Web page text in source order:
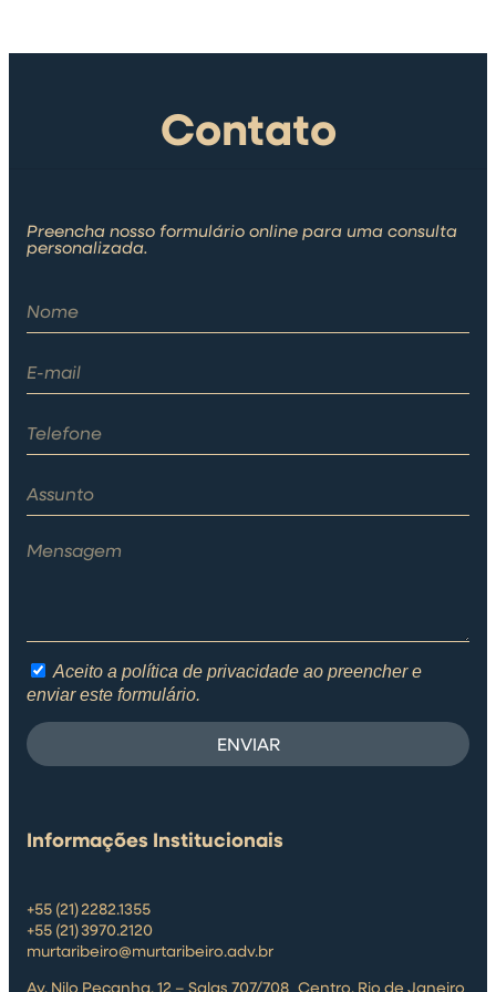
Contato
Preencha nosso formulário online para uma consulta
personalizada.
Aceito a política de privacidade ao preencher e
enviar este formulário.
ENVIAR
Informações Institucionais
+55 (21) 2282.1355
+55 (21) 3970.2120
murtaribeiro@murtaribeiro.adv.br
Av. Nilo Peçanha, 12 – Salas 707/708 Centro, Rio de Janeiro